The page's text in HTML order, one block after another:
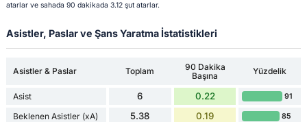
atarlar ve sahada 90 dakikada 3.12 şut atarlar.
Asistler, Paslar ve Şans Yaratma İstatistikleri
Asistler & Paslar Toplam
90 Dakika
Başına
Yüzdelik
Asist 6 0.22 91
Beklenen Asistler (xA) 5.38 0.19 85